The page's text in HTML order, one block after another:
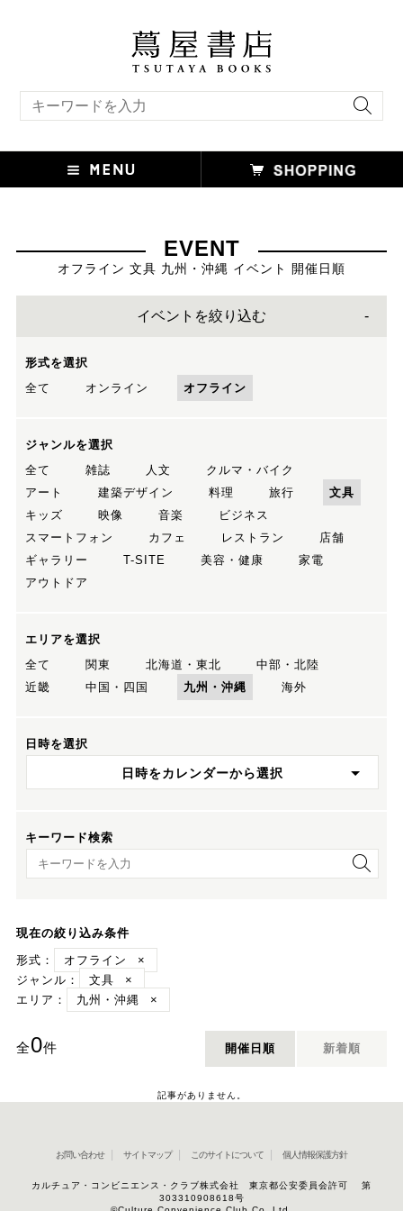
EVENT
オフライン 文具 九州・沖縄 イベント 開催日順
イベントを絞り込む
形式を選択
全て
オンライン オフライン
ジャンルを選択
全て
雑誌 人文
クルマ・バイク
アート
建築デザイン 料理 旅行
文具
キッズ
映像 音楽
ビジネス
スマートフォン
カフェ レストラン
店舗
ギャラリー
T-SITE 美容・健康
家電
アウトドア
エリアを選択
全て
関東 北海道・東北
中部・北陸
近畿
中国・四国 九州・沖縄 海外
日時を選択
日時をカレンダーから選択
キーワード検索
キーワード検索
現在の絞り込み条件
形式：
オフライン
×
ジャンル：
文具
×
エリア：
九州・沖縄 ×
全0件 開催日順 新着順
記事がありません。
お問い合わせ サイトマップ このサイトについて 個人情報保護方針
カルチュア・コンビニエンス・クラブ株式会社 東京都公安委員会許可 第
303310908618号